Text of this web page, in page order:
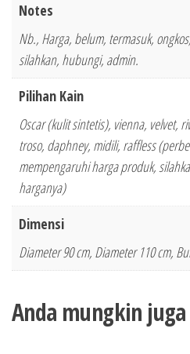
Notes
Nb., Harga, belum, termasuk,
silahkan, hubungi, admin.
Pilihan Kain
Oscar (kulit sintetis), vienna, velvet,
troso, daphney, midili, raffless
mempengaruhi harga produk,
harganya)
Dimensi
Diameter 90 cm, Diameter 110 cm,
Anda mungkin